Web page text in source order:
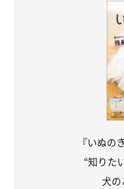
『いぬの
“知りた
犬の